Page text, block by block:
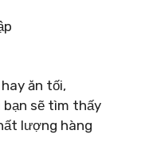
ăn tối,
bạn sẽ tìm thấy
lượng hàng